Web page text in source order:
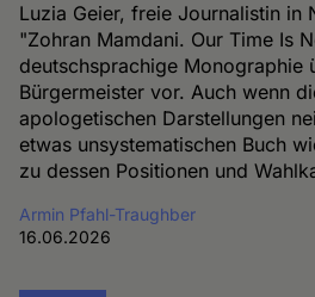
Luzia Geier, freie Journalistin in
"Zohran Mamdani. Our Time Is
deutschsprachige Monographie
Bürgermeister vor. Auch wenn
apologetischen Darstellungen
etwas unsystematischen Buch
zu dessen Positionen und
Armin Pfahl-Traughber
16.06.2026